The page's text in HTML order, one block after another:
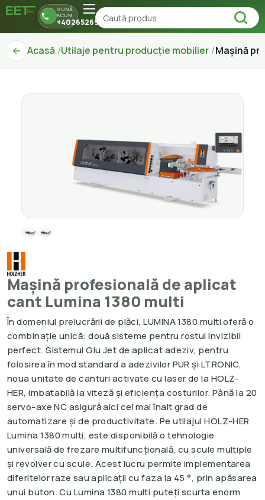
SUNĂ
ACUM
+40265269150
Acasă Utilaje pentru producție mobilier Maşină
Maşină profesională de aplicat
cant Lumina 1380 multi
În domeniul prelucrării de plăci, LUMINA 1380 multi oferă o
combinație unică: două sisteme pentru rostul invizibil
perfect. Sistemul Glu Jet de aplicat adeziv, pentru
folosirea în mod standard a adezivilor PUR și LTRONIC,
noua unitate de canturi activate cu laser de la HOLZ-
HER, imbatabilă la viteză și eficiența costurilor. Până la 20
servo-axe NC asigură aici cel mai înalt grad de
automatizare și de productivitate. Pe utilajul HOLZ-HER
Lumina 1380 multi, este disponibilă o tehnologie
universală de frezare multifuncțională, cu scule multiple
și revolver cu scule. Acest lucru permite implementarea
diferitelor raze sau aplicații cu faza la 45 °, prin apăsarea
unui buton. Cu Lumina 1380 multi puteți scurta enorm